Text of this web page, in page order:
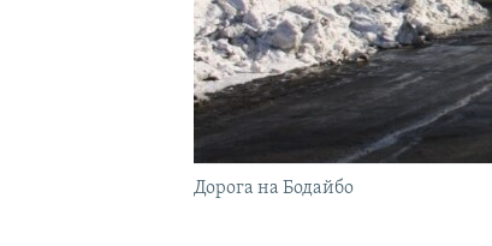
Дорога на Бодайбо